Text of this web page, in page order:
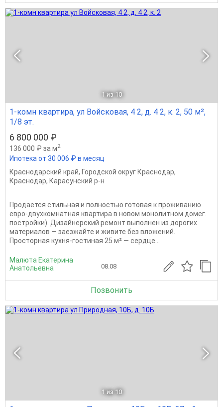
1 из 10
1-комн квартира, ул Войсковая, 4 2, д. 4 2, к. 2, 50 м²,
1/8 эт.
6 800 000 ₽
136 000 ₽ за м2
Ипотека от 30 006 ₽ в месяц
Краснодарский край, Городской округ Краснодар,
Краснодар, Карасунский р-н
Продается стильная и полностью готовая к проживанию
евро-двухкомнатная квартира в новом монолитном домег.
постройки). Дизайнерский ремонт выполнен из дорогих
материалов — заезжайте и живите без вложений.
Просторная кухня-гостиная 25 м² — сердце...
Малюта Екатерина
Анатольевна
08.08
Позвонить
1 из 10